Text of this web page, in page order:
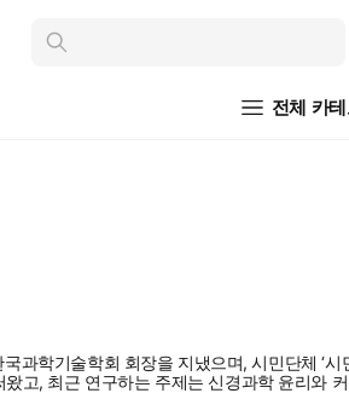
인
전체 카
학기술학회 회장을 지냈으며, 시민단체 ‘시
고, 최근 연구하는 주제는 신경과학 윤리와